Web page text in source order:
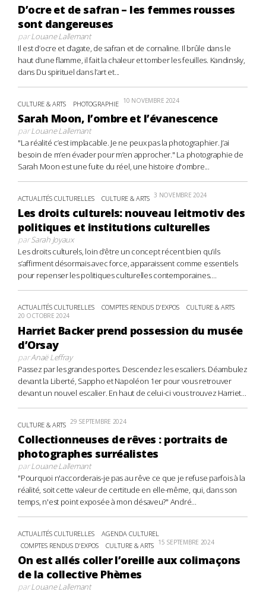
D’ocre et de safran – les femmes rousses
sont dangereuses
parLouane Lallemant
Il est d’ocre et d’agate, de safran et de cornaline. Il brûle dans le
haut d’une flamme, il fait la chaleur et tomber les feuilles. Kandinsky,
dans Du spirituel dans l’art et...
CULTURE & ARTS PHOTOGRAPHIE 10 NOVEMBRE 2024
Sarah Moon, l’ombre et l’évanescence
parLouane Lallemant
"La réalité c’est implacable. Je ne peux pas la photographier. J’ai
besoin de m’en évader pour m’en approcher." La photographie de
Sarah Moon est une fuite du réel, une histoire d'ombre...
ACTUALITÉS CULTURELLES CULTURE & ARTS 3 NOVEMBRE 2024
Les droits culturels: nouveau leitmotiv des
politiques et institutions culturelles
parSarah Joyaux
Les droits culturels, loin d’être un concept récent bien qu’ils
s’affirment désormais avec force, apparaissent comme essentiels
pour repenser les politiques culturelles contemporaines....
ACTUALITÉS CULTURELLES COMPTES RENDUS D'EXPOS CULTURE & ARTS
20 OCTOBRE 2024
Harriet Backer prend possession du musée
d’Orsay
parAnaë Leffray
Passez par les grandes portes. Descendez les escaliers. Déambulez
devant la Liberté, Sappho et Napoléon 1er pour vous retrouver
devant un nouvel escalier. En haut de celui-ci vous trouvez Harriet...
CULTURE & ARTS 29 SEPTEMBRE 2024
Collectionneuses de rêves : portraits de
photographes surréalistes
parLouane Lallemant
"Pourquoi n'accorderais-je pas au rêve ce que je refuse parfois à la
réalité, soit cette valeur de certitude en elle-même, qui, dans son
temps, n'est point exposée à mon désaveu?" André...
ACTUALITÉS CULTURELLES
AGENDA CULTUREL
COMPTES RENDUS D'EXPOS
CULTURE & ARTS 15 SEPTEMBRE 2024
On est allés coller l’oreille aux colimaçons
de la collective Phèmes
parLouane Lallemant